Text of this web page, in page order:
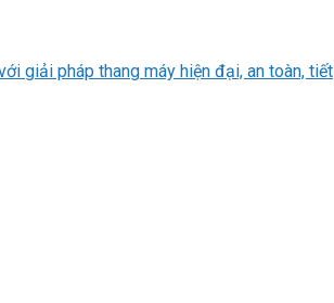
giải pháp thang máy hiện đại, an toàn, tiết